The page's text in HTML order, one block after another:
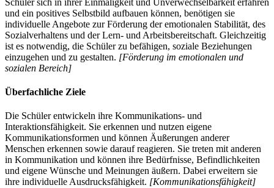
und ein positives Selbstbild aufbauen können, benötigen sie
individuelle Angebote zur Förderung der emotionalen Stabilität, des
Sozialverhaltens und der Lern- und Arbeitsbereitschaft. Gleichzeitig
ist es notwendig, die Schüler zu befähigen, soziale Beziehungen
einzugehen und zu gestalten. [Förderung im emotionalen und
sozialen Bereich]
Überfachliche Ziele
Die Schüler entwickeln ihre Kommunikations- und
Interaktionsfähigkeit. Sie erkennen und nutzen eigene
Kommunikationsformen und können Äußerungen anderer
Menschen erkennen sowie darauf reagieren. Sie treten mit anderen
in Kommunikation und können ihre Bedürfnisse, Befindlichkeiten
und eigene Wünsche und Meinungen äußern. Dabei erweitern sie
ihre individuelle Ausdrucksfähigkeit. [Kommunikationsfähigkeit]